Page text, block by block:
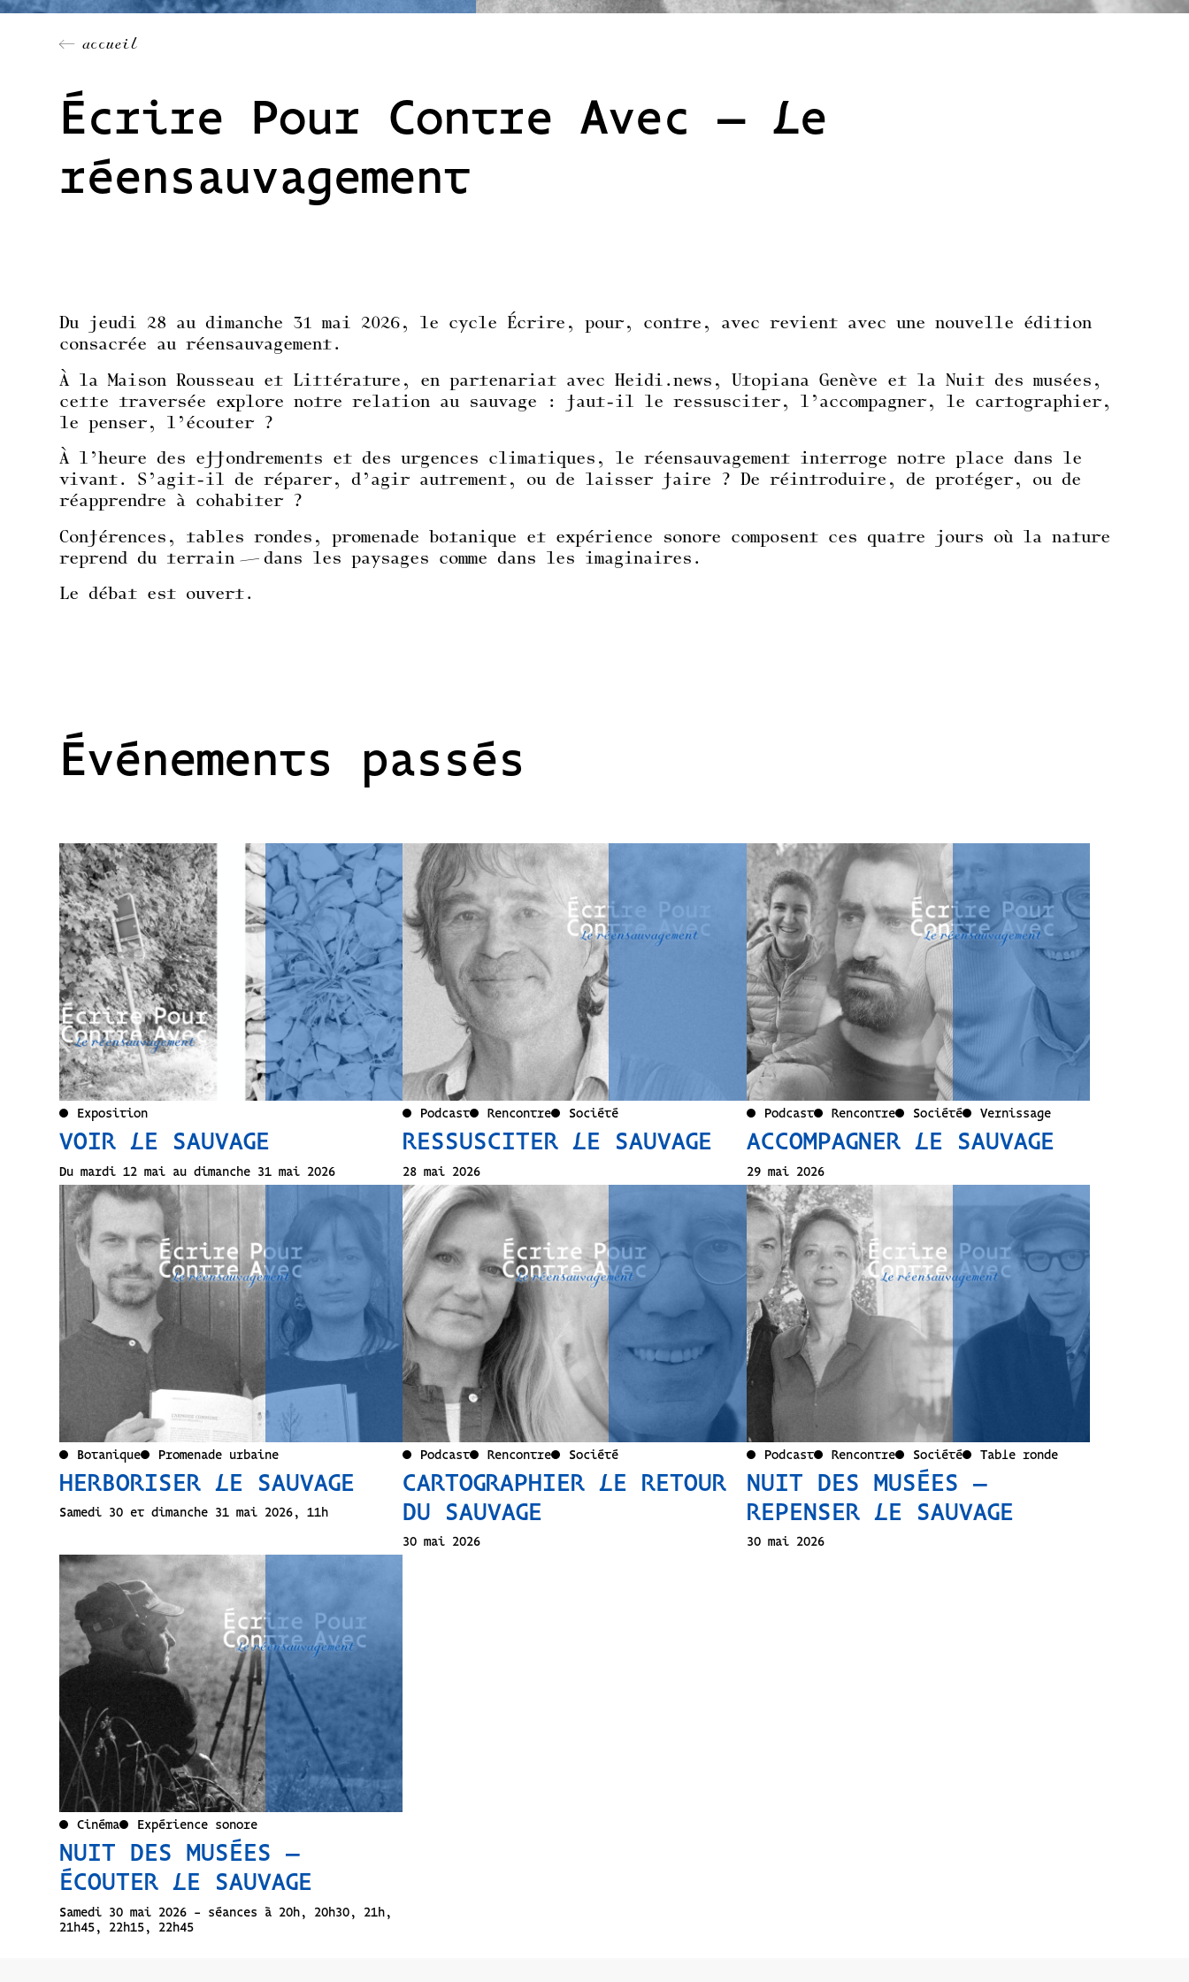
← accueil
Écrire Pour Contre Avec – Le
réensauvagement
Du jeudi 28 au dimanche 31 mai 2026, le cycle Écrire, pour, contre, avec revient avec une nouvelle édition
consacrée au réensauvagement.
À la Maison Rousseau et Littérature, en partenariat avec Heidi.news, Utopiana Genève et la Nuit des musées,
cette traversée explore notre relation au sauvage : faut-il le ressusciter, l’accompagner, le cartographier,
le penser, l’écouter ?
À l’heure des effondrements et des urgences climatiques, le réensauvagement interroge notre place dans le
vivant. S’agit-il de réparer, d’agir autrement, ou de laisser faire ? De réintroduire, de protéger, ou de
réapprendre à cohabiter ?
Conférences, tables rondes, promenade botanique et expérience sonore composent ces quatre jours où la nature
reprend du terrain — dans les paysages comme dans les imaginaires.
Le débat est ouvert.
Événements passés
Exposition
VOIR LE SAUVAGE
Du mardi 12 mai au dimanche 31 mai 2026
Podcast Rencontre Société
RESSUSCITER LE SAUVAGE
28 mai 2026
Podcast Rencontre Société Vernissage
ACCOMPAGNER LE SAUVAGE
29 mai 2026
Botanique Promenade urbaine
HERBORISER LE SAUVAGE
Samedi 30 et dimanche 31 mai 2026, 11h
Podcast Rencontre Société
CARTOGRAPHIER LE RETOUR
DU SAUVAGE
30 mai 2026
Podcast Rencontre Société Table ronde
NUIT DES MUSÉES –
REPENSER LE SAUVAGE
30 mai 2026
Cinéma Expérience sonore
NUIT DES MUSÉES –
ÉCOUTER LE SAUVAGE
Samedi 30 mai 2026 - séances à 20h, 20h30, 21h,
21h45, 22h15, 22h45